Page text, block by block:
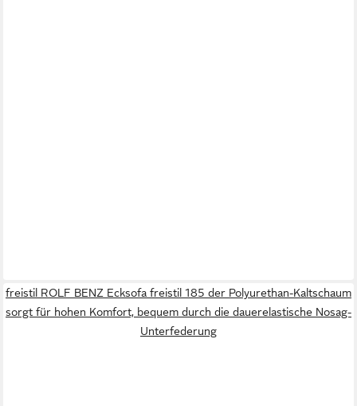
freistil ROLF BENZ Ecksofa freistil 185 der Polyurethan-Kaltschaum
sorgt für hohen Komfort, bequem durch die dauerelastische Nosag-
Unterfederung